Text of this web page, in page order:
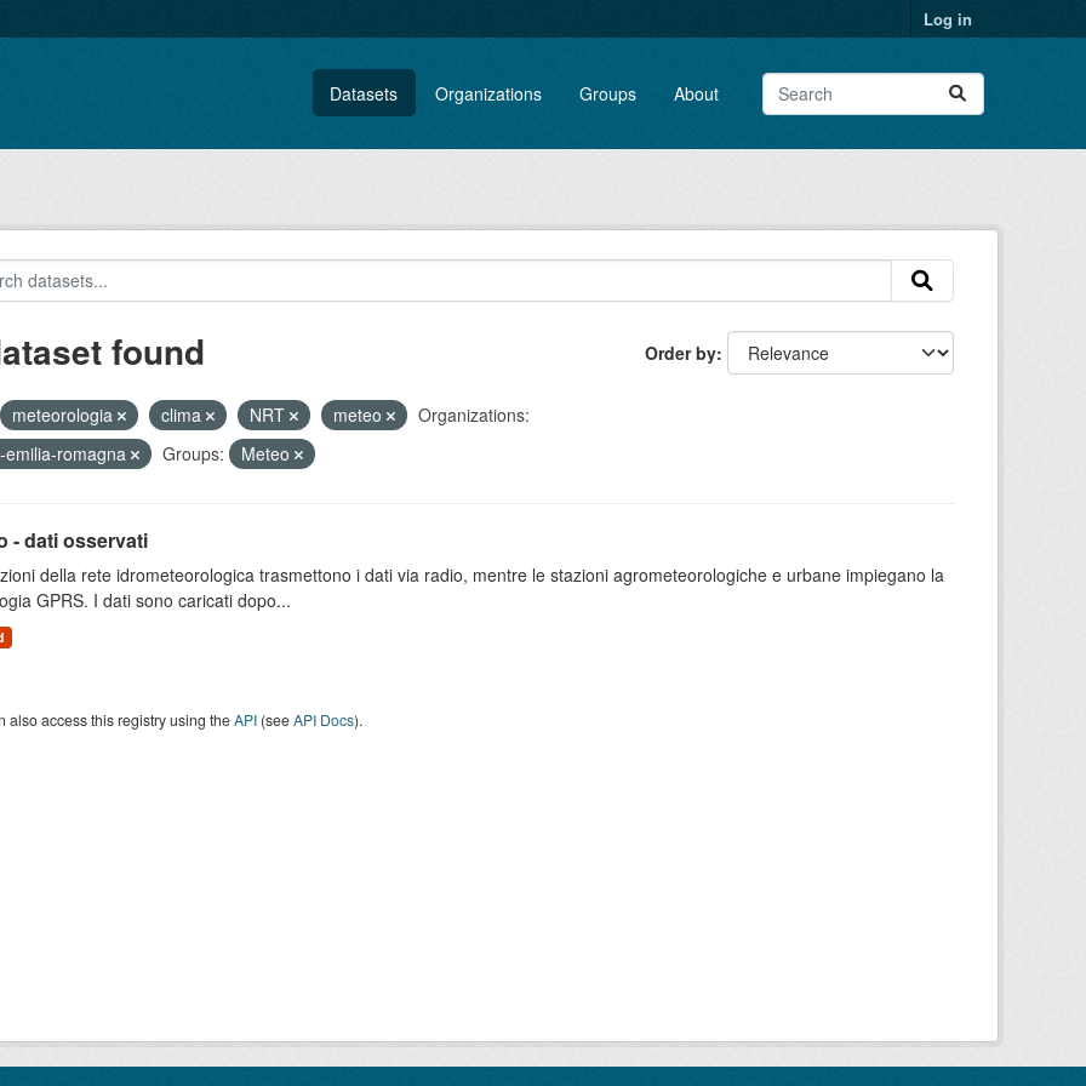
Log in
Datasets Organizations Groups About
Order by
found
meteorologia clima NRT meteo
Organizations:
emilia-romagna
Groups: Meteo
- dati osservati
della rete idrometeorologica trasmettono i dati via radio, mentre le stazioni agrometeorologiche e urbane impiegano la
GPRS. I dati sono caricati dopo...
also access this registry using theAPI(seeAPI Docs).